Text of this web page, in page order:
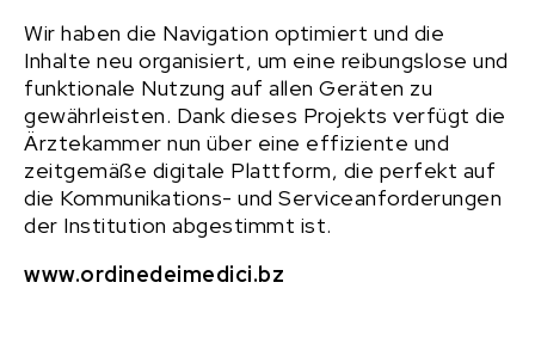
Wir haben die Navigation optimiert und die
Inhalte neu organisiert, um eine reibungslose und
funktionale Nutzung auf allen Geräten zu
gewährleisten. Dank dieses Projekts verfügt die
Ärztekammer nun über eine effiziente und
zeitgemäße digitale Plattform, die perfekt auf
die Kommunikations- und Serviceanforderungen
der Institution abgestimmt ist.
www.ordinedeimedici.bz